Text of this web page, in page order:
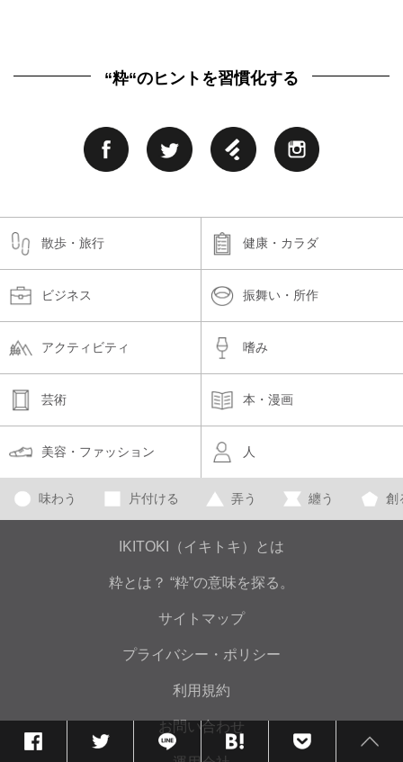
“粋“のヒントを習慣化する
散歩・旅行 健康・カラダ
ビジネス 振舞い・所作
アクティビティ 嗜み
芸術 本・漫画
美容・ファッション 人
味わう 片付ける 弄う 纏う 創
IKITOKI（イキトキ）とは
粋とは？ “粋”の意味を探る。
サイトマップ
プライバシー・ポリシー
利用規約
お問い合わせ